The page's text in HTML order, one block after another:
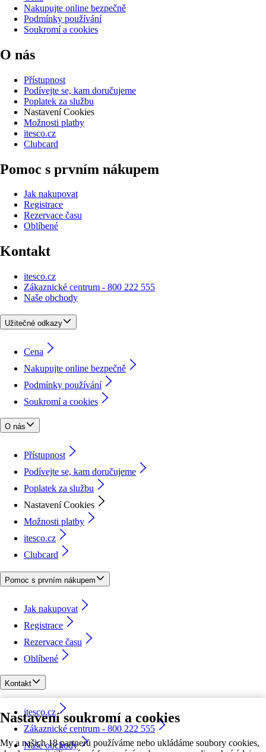
Nastavení soukromí a cookies
My a našich 18 partnerů používáme nebo ukládáme soubory cookies,
Nakupujte online bezpečně
Podmínky používání
Soukromí a cookies
O nás
Přístupnost
Podívejte se, kam doručujeme
Poplatek za službu
Nastavení Cookies
Možnosti platby
itesco.cz
Clubcard
Pomoc s prvním nákupem
Jak nakupovat
Registrace
Rezervace času
Oblíbené
Kontakt
itesco.cz
Zákaznické centrum - 800 222 555
Naše obchody
Užitečné odkazy
Cena
Nakupujte online bezpečně
Podmínky používání
Soukromí a cookies
O nás
Přístupnost
Podívejte se, kam doručujeme
Poplatek za službu
Nastavení Cookies
Možnosti platby
itesco.cz
Clubcard
Pomoc s prvním nákupem
Jak nakupovat
Registrace
Rezervace času
Oblíbené
Kontakt
itesco.cz
Zákaznické centrum - 800 222 555
Naše obchody